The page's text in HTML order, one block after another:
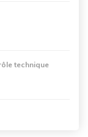
technique